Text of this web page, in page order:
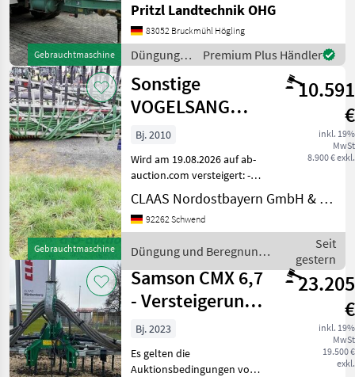
Gebrauchtmaschine
Ansprechpartner: Wolfgang
Irsigler Bei Interesse bitte
anrufen : 08062 5006
Düngung und Ber
Pritzl Landtechnik OHG
83052 Bruckmühl Högling
Düngung
und
Beregnung
/ Marchner
Premium Plus Händler
Gebrauchtmaschine
Sonstige
VOGELSANG
SWING MAX
SLIDE CFC
10.591
€
inkl. 19%
MwSt
8.900 € exkl.
Bj. 2010
Wird am 19.08.2026 auf ab-
auction.com versteigert: -
Vogelsang Swing Max Slide
Verteiler - Baujahr: 2010 -
24, 00m Arbeitsbreite;
Gülleabscha
CLAAS Nordostbayern GmbH & Co. KG, Schwend
92262 Schwend
Düngung und Beregnung /
Sonstige
Seit
gestern
Samson CMX 6,7
- Versteigerung
über ab-auction
23.205
€
inkl. 19%
MwSt
19.500 €
exkl.
Bj. 2023
Es gelten die
Auktionsbedingungen von